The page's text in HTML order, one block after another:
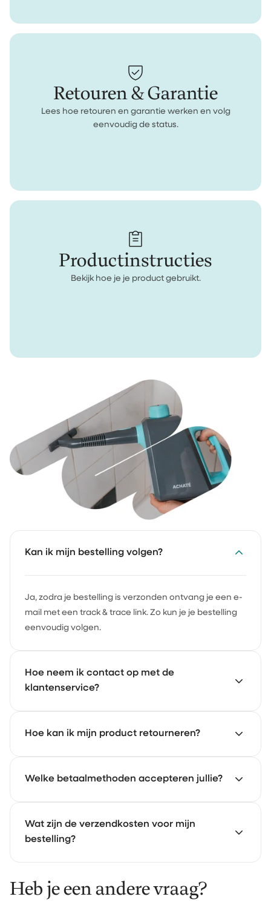
Retouren & Garantie
Lees hoe retouren en garantie werken en volg
eenvoudig de status.
Productinstructies
Bekijk hoe je je product gebruikt.
Heb je een andere vraag?
Kan ik mijn bestelling volgen?
Ja, zodra je bestelling is verzonden ontvang je een e-
mail met een track & trace link. Zo kun je je bestelling
eenvoudig volgen.
Hoe neem ik contact op met de
klantenservice?
Onze klantenservice staat voor je klaar. Mail naar
Hoe kan ik mijn product retourneren?
Ga naar het retourportaal van Achaté. Daar meld je
Welke betaalmethoden accepteren jullie?
Je kunt betalen met iDEAL, creditcard en PayPal.
Wat zijn de verzendkosten voor mijn
bestelling?
Voor bestellingen onder €30 betaal je €4,95
verzendkosten. Vanaf €30 verzenden we je bestelling